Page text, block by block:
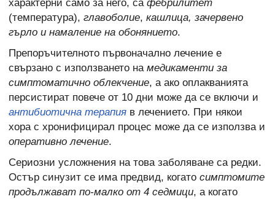
характерни само за него, са фебрилитет
(температура), главоболие, кашлица, зачервено
гърло и намаление на обонянието.
Препоръчителното първоначално лечение е
свързано с използването на медикаменти за
симптоматично облекчение, а ако оплакванията
персистират повече от 10 дни може да се включи и
антибиотична терапия в лечението. При някои
хора с хронифицирал процес може да се използва и
оперативно лечение.
Сериозни усложнения на това заболяване са редки.
Остър синузит се има предвид, когато симптомите
продължават по-малко от 4 седмици, а когато